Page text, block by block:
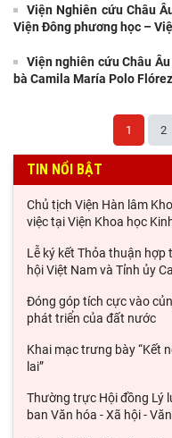
Viện Nghiên cứu Châu
Viện Đông phương học –
Viện nghiên cứu Châu
bà Camila María Polo
1 2
TIN NỔI BẬT
Chủ tịch Viện Hàn lâm
việc tại Viện Khoa học
Lễ ký kết Thỏa thuận hợp
hội Việt Nam và Tỉnh ủy
Đóng góp tích cực vào
phát triển của đất nước
Khai mạc trưng bày “Kết
lai”
Thường trực Hội đồng Lý
ban Văn hóa - Xã hội -